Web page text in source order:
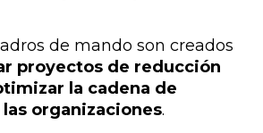
de mando son creados
proyectos de reducción
la cadena de
organizaciones.